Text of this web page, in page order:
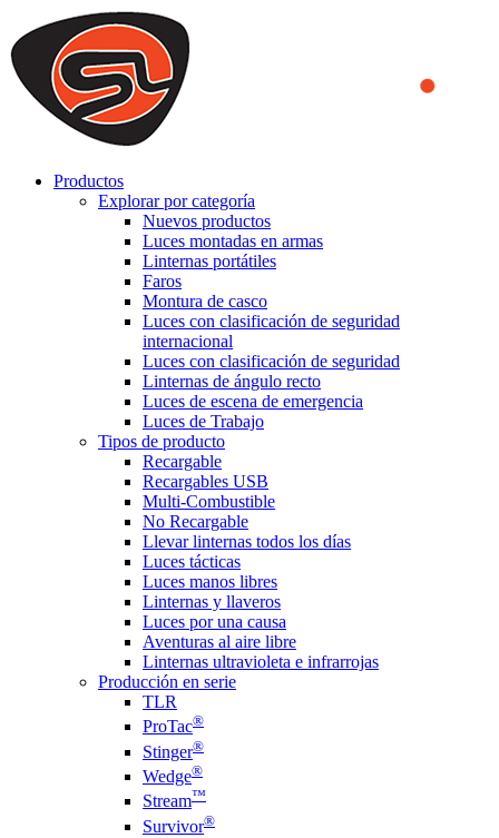
We use cookies to ensure that we provide you the best experience
on our website. By continuing to browse this website, you accept
that cookies are used to help us analyze how the website is used and
to offer you a better experience. To learn more or to find out how
you can disable cookies, you can access our
Productos
Explorar por categoría
Nuevos productos
Luces montadas en armas
Linternas portátiles
Faros
Montura de casco
Luces con clasificación de seguridad
internacional
Luces con clasificación de seguridad
Linternas de ángulo recto
Luces de escena de emergencia
Luces de Trabajo
Tipos de producto
Recargable
Recargables USB
Multi-Combustible
No Recargable
Llevar linternas todos los días
Luces tácticas
Luces manos libres
Linternas y llaveros
Luces por una causa
Aventuras al aire libre
Linternas ultravioleta e infrarrojas
Producción en serie
TLR
ProTac®
Stinger®
Wedge®
Stream™
Survivor®